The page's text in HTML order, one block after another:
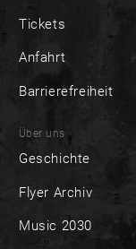
Tickets
Anfahrt
Barrierefreiheit
Über uns
Geschichte
Flyer Archiv
Music 2030